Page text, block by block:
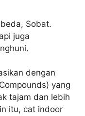
Sobat.
juga
dengan
yang
tajam dan lebih
itu, cat indoor